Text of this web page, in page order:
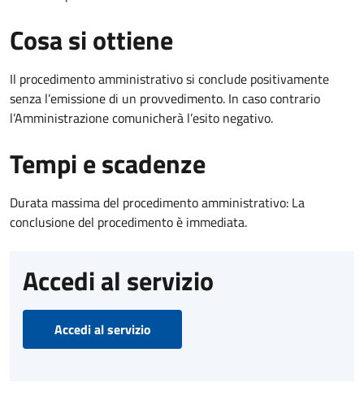
Cosa si ottiene
Il procedimento amministrativo si conclude positivamente
senza l’emissione di un provvedimento. In caso contrario
l’Amministrazione comunicherà l’esito negativo.
Tempi e scadenze
Durata massima del procedimento amministrativo: La
conclusione del procedimento è immediata.
Accedi al servizio
Accedi al servizio